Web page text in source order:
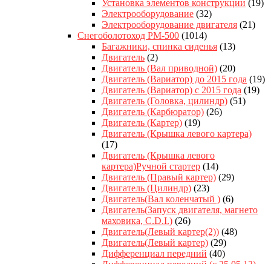
Установка элементов конструкции (19)
Электрооборудование (32)
Электрооборудование двигателя (21)
Снегоболотоход РМ-500 (1014)
Багажники, спинка сиденья (13)
Двигатель (2)
Двигатель (Вал приводной) (20)
Двигатель (Вариатор) до 2015 года (19)
Двигатель (Вариатор) с 2015 года (19)
Двигатель (Головка, цилиндр) (51)
Двигатель (Карбюратор) (26)
Двигатель (Картер) (19)
Двигатель (Крышка левого картера)
(17)
Двигатель (Крышка левого
картера)Ручной стартер (14)
Двигатель (Правый картер) (29)
Двигатель (Цилиндр) (23)
Двигатель(Вал коленчатый ) (6)
Двигатель(Запуск двигателя, магнето
маховика, C.D.I.) (26)
Двигатель(Левый картер(2)) (48)
Двигатель(Левый картер) (29)
Дифференциал передний (40)